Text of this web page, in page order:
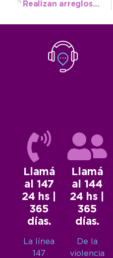
Realizan arreglos en el pavimento del velódromo y mantenimiento general
Llamá
al 147
24 hs |
365
días.
La línea
147
Llamá
al 144
24 hs |
365
días.
De la
violencia